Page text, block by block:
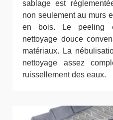
sablage est
non seulement au murs
en bois. Le peeling
nettoyage douce
matériaux. La
nettoyage assez
ruissellement des eaux.